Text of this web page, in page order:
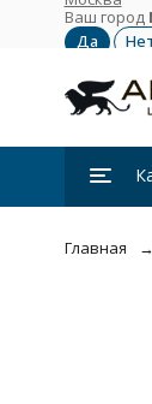
Ваш город
Главная